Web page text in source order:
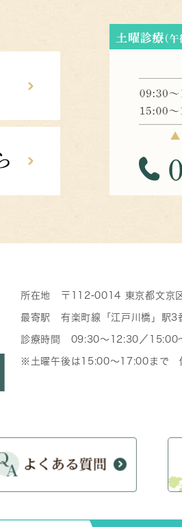
所在地 〒112-0014 東京都文京
最寄駅 有楽町線「江戸川橋」駅3
診療時間 09:30～12:30／15:00
※土曜午後は15:00～17:00まで